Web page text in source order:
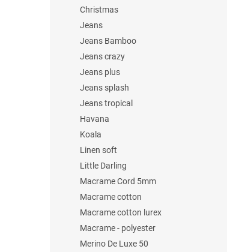
Christmas
Jeans
Jeans Bamboo
Jeans crazy
Jeans plus
Jeans splash
Jeans tropical
Havana
Koala
Linen soft
Little Darling
Macrame Cord 5mm
Macrame cotton
Macrame cotton lurex
Macrame - polyester
Merino De Luxe 50